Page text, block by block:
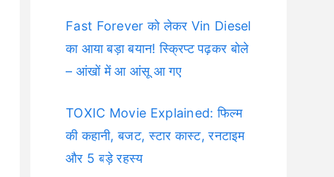
Fast Forever को लेकर Vin Diesel
का आया बड़ा बयान! स्क्रिप्ट पढ़कर बोले
– आंखों में आ आंसू आ गए
TOXIC Movie Explained: फिल्म
की कहानी, बजट, स्टार कास्ट, रनटाइम
और 5 बड़े रहस्य